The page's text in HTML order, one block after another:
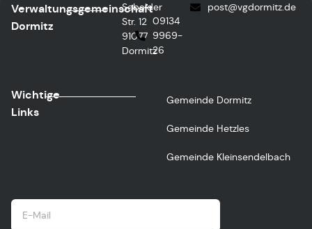
Verwaltungsgemeinschaft
Dormitz
Sebalder
Str. 12
91077
Dormitz
09134
9969-
26
post@vgdormitz.de
Wichtige
Links
Gemeinde Dormitz
Gemeinde Hetzles
Gemeinde Kleinsendelbach